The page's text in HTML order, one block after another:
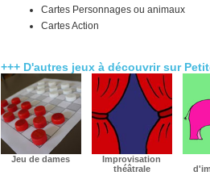
Cartes Personnages ou animaux
Cartes Action
+++ D'autres jeux à découvrir sur
Jeu de dames
Improvisation
théâtrale